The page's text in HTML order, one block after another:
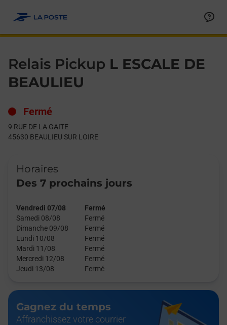
Relais Pickup L ESCALE DE
BEAULIEU
Fermé
9 RUE DE LA GAITE
45630 BEAULIEU SUR LOIRE
Horaires
Des 7 prochains jours
Vendredi 07/08
Fermé
Samedi 08/08
Fermé
Dimanche 09/08
Fermé
Lundi 10/08
Fermé
Mardi 11/08
Fermé
Mercredi 12/08
Fermé
Jeudi 13/08
Fermé
Gagnez du temps
Affranchissez votre courrier